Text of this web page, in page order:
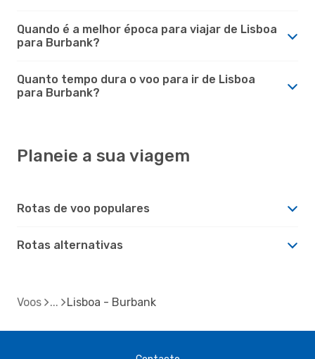
Quando é a melhor época para viajar de Lisboa
para Burbank?
Quanto tempo dura o voo para ir de Lisboa
para Burbank?
Planeie a sua viagem
Rotas de voo populares
Rotas alternativas
Voos Lisboa - Burbank